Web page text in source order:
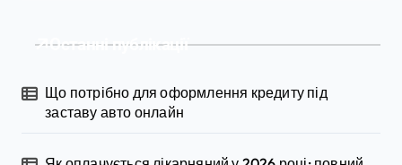
Останні публікації
Що потрібно для оформлення кредиту під
заставу авто онлайн